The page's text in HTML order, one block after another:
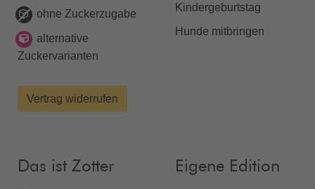
ohne Zuckerzugabe
alternative
Zuckervarianten
Vertrag widerrufen
Kindergeburtstag
Hunde mitbringen
Das ist Zotter Eigene Edition